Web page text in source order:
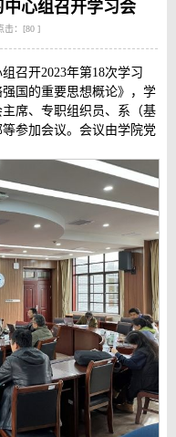
心组召开学习会
击：[80 ]
召开2023年第18次学习
国的重要思想概论》，学
席、专职组织员、系（基
参加会议。会议由学院党